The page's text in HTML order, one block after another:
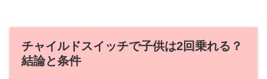
チャイルドスイッチで子供は2回乗れる？
結論と条件